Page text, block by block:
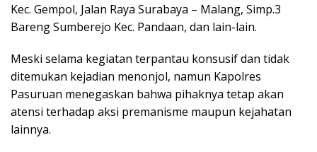
Kec. Gempol, Jalan Raya Surabaya – Malang, Simp.3
Bareng Sumberejo Kec. Pandaan, dan lain-lain.
Meski selama kegiatan terpantau konsusif dan tidak
ditemukan kejadian menonjol, namun Kapolres
Pasuruan menegaskan bahwa pihaknya tetap akan
atensi terhadap aksi premanisme maupun kejahatan
lainnya.